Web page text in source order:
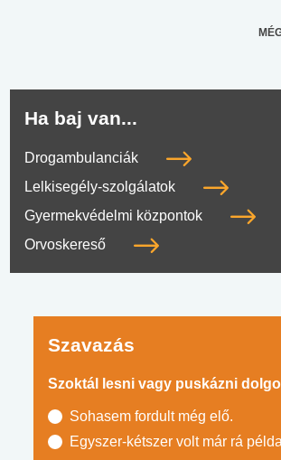
Ha baj van...
Drogambulanciák
Lelkisegély-szolgálatok
Gyermekvédelmi központok
Orvoskereső
Szavazás
Szoktál lesni vagy puskázni
Sohasem fordult még elő.
Egyszer-kétszer volt már rá